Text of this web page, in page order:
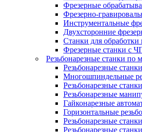
Фрезерные
Фрезерно-
Инструментальные
Двухсторонние
Станки для
Фрезерные станки с
Резьбонарезные станки по
Резьбонарезные станки
Многошпиндельные
Резьбонарезные
Резьбонарезные
Гайконарезные
Горизонтальные
Резьбонарезные
Резьбонарезные